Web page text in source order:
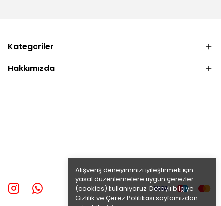
Alışveriş deneyiminizi iyileştirmek için
yasal düzenlemelere uygun çerezler
(cookies) kullanıyoruz. Detaylı bilgiye
Gizlilik ve Çerez Politikası sayfamızdan
Kategoriler
Hakkımızda